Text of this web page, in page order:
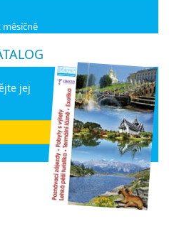
měsíčně
jej